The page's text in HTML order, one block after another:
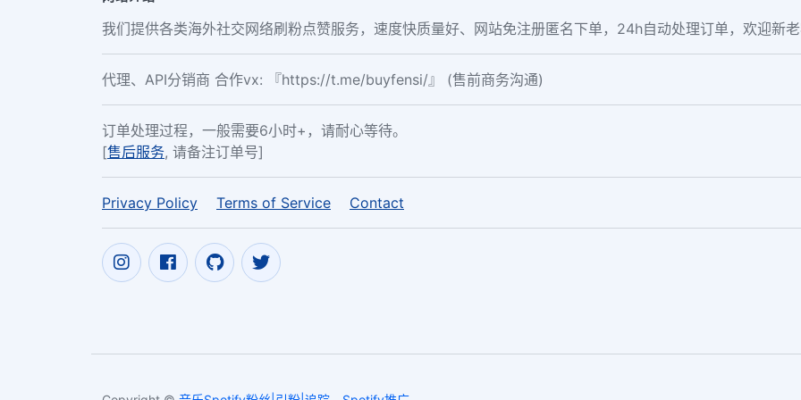
我们提供各类海外社交网络刷粉点赞服务，速度快质量好、网站免注册匿名下单，24h自动处理订单，欢迎新老
代理、API分销商 合作vx: 『https://t.me/buyfensi/』 (售前商务沟通)
订单处理过程，一般需要6小时+，请耐心等待。
[售后服务, 请备注订单号]
Privacy Policy Terms of Service Contact